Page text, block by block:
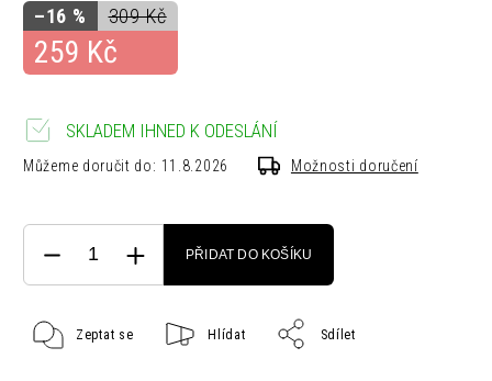
309 Kč
–16 %
259 Kč
SKLADEM IHNED K ODESLÁNÍ
Můžeme doručit do: 11.8.2026 Možnosti doručení
PŘIDAT DO KOŠÍKU
Zeptat se Hlídat Sdílet